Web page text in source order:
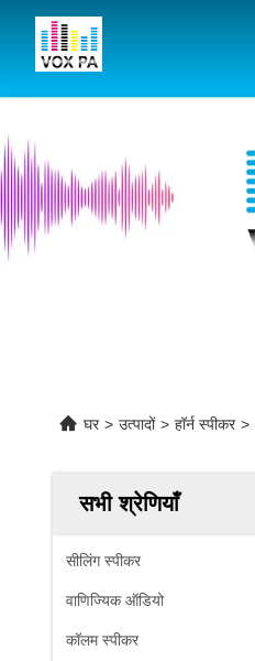
घर > उत्पादों > हॉर्न स्पीकर >
सभी श्रेणियाँ
सीलिंग स्पीकर
वाणिज्यिक ऑडियो
कॉलम स्पीकर